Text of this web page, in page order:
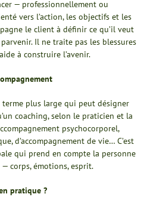
— professionnellement ou
vers l’action, les objectifs et les
le client à définir ce qu’il veut
Il ne traite pas les blessures
à construire l’avenir.
terme plus large qui peut désigner
coaching, selon le praticien et la
psychocorporel,
d’accompagnement de vie… C’est
qui prend en compte la personne
corps, émotions, esprit.
pratique ?